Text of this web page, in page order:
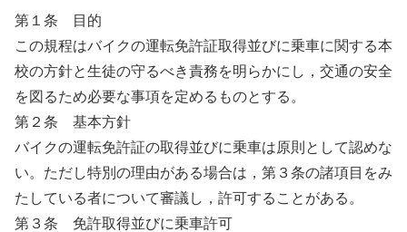
第１条 目的
この規程はバイクの運転免許証取得並びに乗車に関する本
校の方針と生徒の守るべき責務を明らかにし，交通の安全
を図るため必要な事項を定めるものとする。
第２条 基本方針
バイクの運転免許証の取得並びに乗車は原則として認めな
い。ただし特別の理由がある場合は，第３条の諸項目をみ
たしている者について審議し，許可することがある。
第３条 免許取得並びに乗車許可